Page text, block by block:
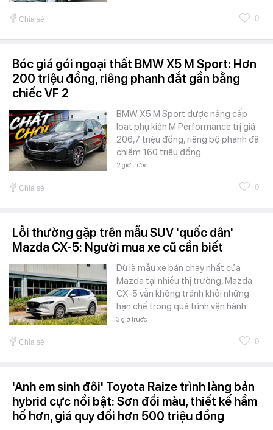
Chia sẻ 0
Bóc giá gói ngoại thất BMW X5 M Sport: Hơn
200 triệu đồng, riêng phanh đắt gần bằng
chiếc VF 2
BMW X5 M Sport được nâng cấp
loạt phụ kiện M Performance trị giá
206,7 triệu đồng, riêng bộ phanh đã
chiếm 160 triệu đồng.
2 giờ trước
Chia sẻ 0
Lỗi thường gặp trên mẫu SUV 'quốc dân'
Mazda CX-5: Người mua xe cũ cần biết
Dù là mẫu xe bán chạy nhất của
Mazda tại nhiều thị trường, Mazda
CX-5 vẫn không tránh khỏi những
hạn chế trong quá trình vận hành.
3 giờ trước
Chia sẻ 0
'Anh em sinh đôi' Toyota Raize trình làng bản
hybrid cực nổi bật: Sơn đổi màu, thiết kế hầm
hố hơn, giá quy đổi hơn 500 triệu đồng